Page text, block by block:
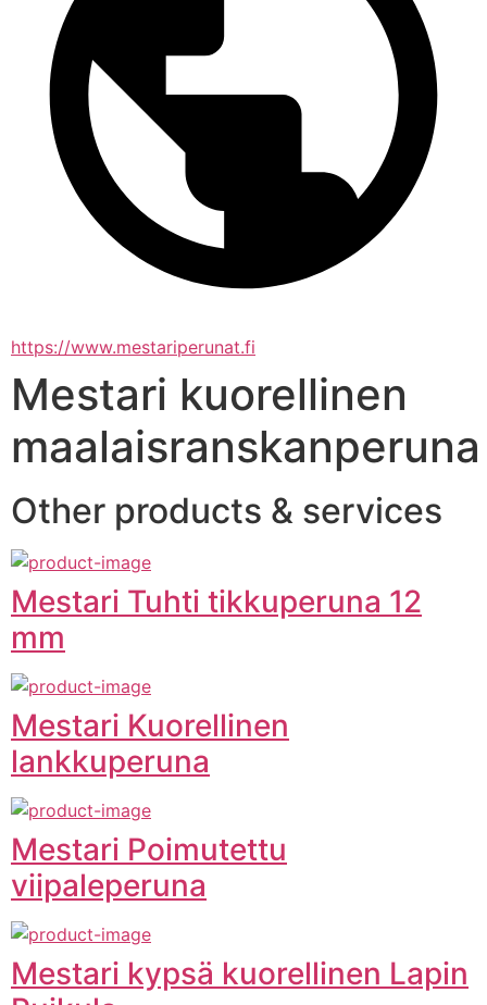
https://www.mestariperunat.fi
Mestari kuorellinen
maalaisranskanperuna
Other products & services
Mestari Tuhti tikkuperuna 12
mm
Mestari Kuorellinen
lankkuperuna
Mestari Poimutettu
viipaleperuna
Mestari kypsä kuorellinen Lapin